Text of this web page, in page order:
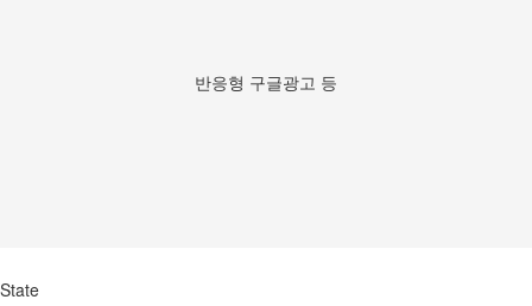
반응형 구글광고 등
State